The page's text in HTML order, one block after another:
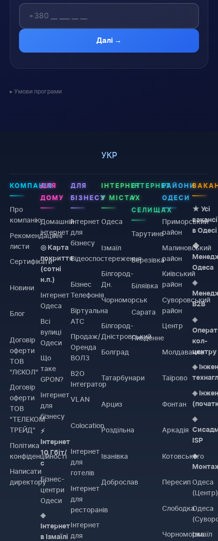
Далі →
Умови програми
УКР
КОМПАНІЯ
Про
компанію
Рекомендаційні
листи
Сертифікати
Новини
Блог
Договiр
оферти
ТОВ
"ЛЄКОЛ"
Договiр
оферти
ТОВ
"ТЕЛЕКОМ
ТРЕЙД"
Політика
конфіденційності
Написати
директору
ДЛЯ
ДОМУ
Домашній
інтернет
◎ Карта
покриття
(сотні
н.п.)
Інтернет
Одеса
Всі
вулиці
Одеси
Що
таке
GPON?
Інтернет
для
бізнесу
⚡
Інтернет
10 Гбіт/
с
Бізнес-
центри
Одеси
◈
Інтернет
в Ізмаїлі
ДЛЯ
БІЗНЕСУ
Інтернет
для
бізнесу
Відеоспостереження
Бізнес
Телефонія
Віртуальна
АТС
Продаж/
Оренда
ВОЛЗ
B2O
Інтегратор
VLAN
Colocation
Інтернет
для
готелів
Інтернет
для
ресторанів
Інтернет
для
ІНТЕРНЕТ
У МІСТАХ
Одеса
Ізмаїл
Білгород-
Дн.
Чорноморськ
Білгород-
Дністровський
Болград
Татарбунари
Арциз
Роздільна
Іванівка
Доброслав
ІНТЕРНЕТ
У
СЕЛИЩАХ
Тарутине
Березівка
Біляївка
Сарата
Пивденне
РАЙОНИ
ОДЕСИ
Приморський
район
Малиновський
район
Київський
район
Суворовський
район
Центр
Молдаванка
Таїрово
Фонтан
Аркадія
Котовського
Пересип
Слободка
Чорноморка
★ Усі
в Одесі
◆
Одеса
◈
B2B
◈
кол-
центру
◈
◈
◈
ISP
◈
Одеса
(Центр)
Одеса
Ізмаїл